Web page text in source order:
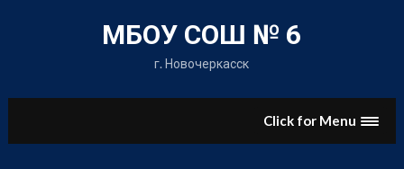
content
МБОУ СОШ № 6
г. Новочеркасск
Click for Menu